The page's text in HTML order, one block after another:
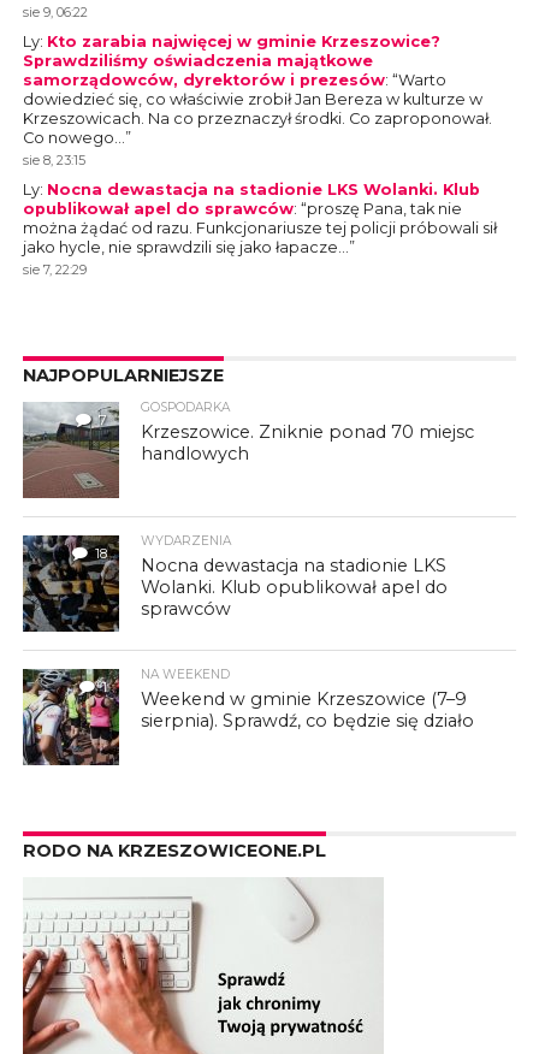
sie 9, 06:22
Ly: Kto zarabia najwięcej w gminie Krzeszowice?
Sprawdziliśmy oświadczenia majątkowe
samorządowców, dyrektorów i prezesów: “Warto
dowiedzieć się, co właściwie zrobił Jan Bereza w kulturze w
Krzeszowicach. Na co przeznaczył środki. Co zaproponował.
Co nowego… ”
sie 8, 23:15
Ly: Nocna dewastacja na stadionie LKS Wolanki. Klub
opublikował apel do sprawców: “proszę Pana, tak nie
można żądać od razu. Funkcjonariusze tej policji próbowali sił
jako hycle, nie sprawdzili się jako łapacze… ”
sie 7, 22:29
NAJPOPULARNIEJSZE
7
GOSPODARKA
Krzeszowice. Zniknie ponad 70 miejsc
handlowych
18
WYDARZENIA
Nocna dewastacja na stadionie LKS
Wolanki. Klub opublikował apel do
sprawców
1
NA WEEKEND
Weekend w gminie Krzeszowice (7–9
sierpnia). Sprawdź, co będzie się działo
RODO NA KRZESZOWICEONE.PL